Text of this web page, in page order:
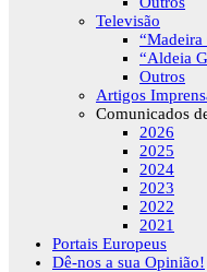
Televisão
“Madeira
“Aldeia
Outros
Artigos
Comunicados
2026
2025
2024
2023
2022
2021
Portais Europeus
Dê-nos a sua Opinião!